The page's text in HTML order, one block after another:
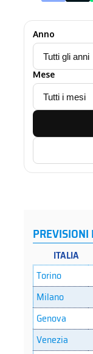
Anno
Mese